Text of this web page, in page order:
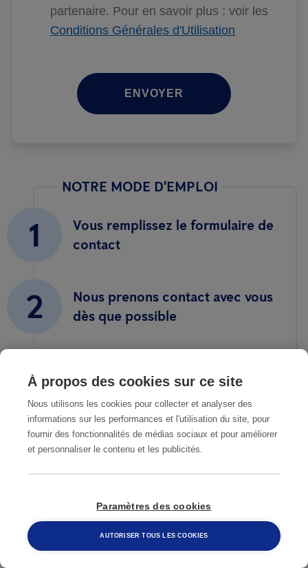
partenaire. Pour en savoir plus : voir les
Conditions Générales d'Utilisation
ENVOYER
NOTRE MODE D'EMPLOI
1
Vous remplissez le formulaire de
contact
2
Nous prenons contact avec vous
dès que possible
3
votre situation et prépare une
offre de prix sans engagement
4
Vous êtes d’accord avec notre
5
Vous n'avez plus de problème
de nuisibles
À propos des cookies sur ce site
Nous utilisons les cookies pour collecter et analyser des
informations sur les performances et l'utilisation du site, pour
fournir des fonctionnalités de médias sociaux et pour améliorer
et personnaliser le contenu et les publicités.
Paramètres des cookies
AUTORISER TOUS LES COOKIES